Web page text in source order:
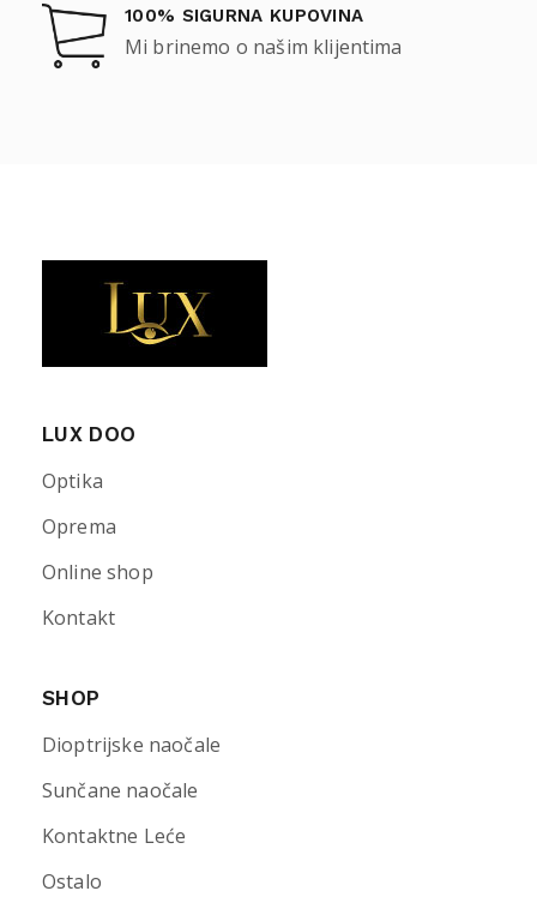
100% SIGURNA KUPOVINA
Mi brinemo o našim klijentima
LUX DOO
Optika
Oprema
Online shop
Kontakt
SHOP
Dioptrijske naočale
Sunčane naočale
Kontaktne Leće
Ostalo